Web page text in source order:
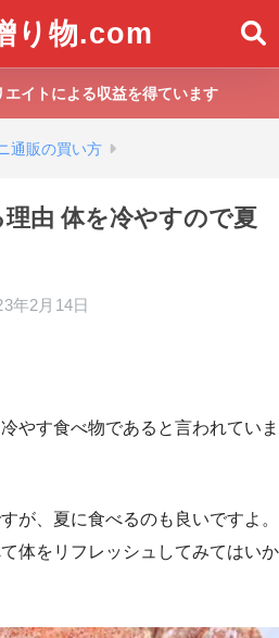
り物.com
イトによる収益を得ています
通販の買い方
由 体を冷やすので夏
年2月14日
やす食べ物であると言われていま
が、夏に食べるのも良いですよ。
体をリフレッシュしてみてはいか